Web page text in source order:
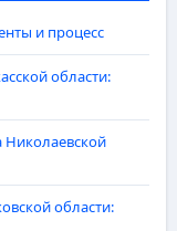
и процесс
области:
области: